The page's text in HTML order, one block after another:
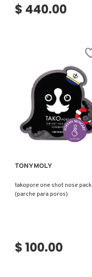
MURAD
NATASHA DENONA
NEST New York
NUDESTIX
NUXE
$ 440.00
Ver más
TONYMOLY
takopore one shot nose pack
(parche para poros)
$ 100.00